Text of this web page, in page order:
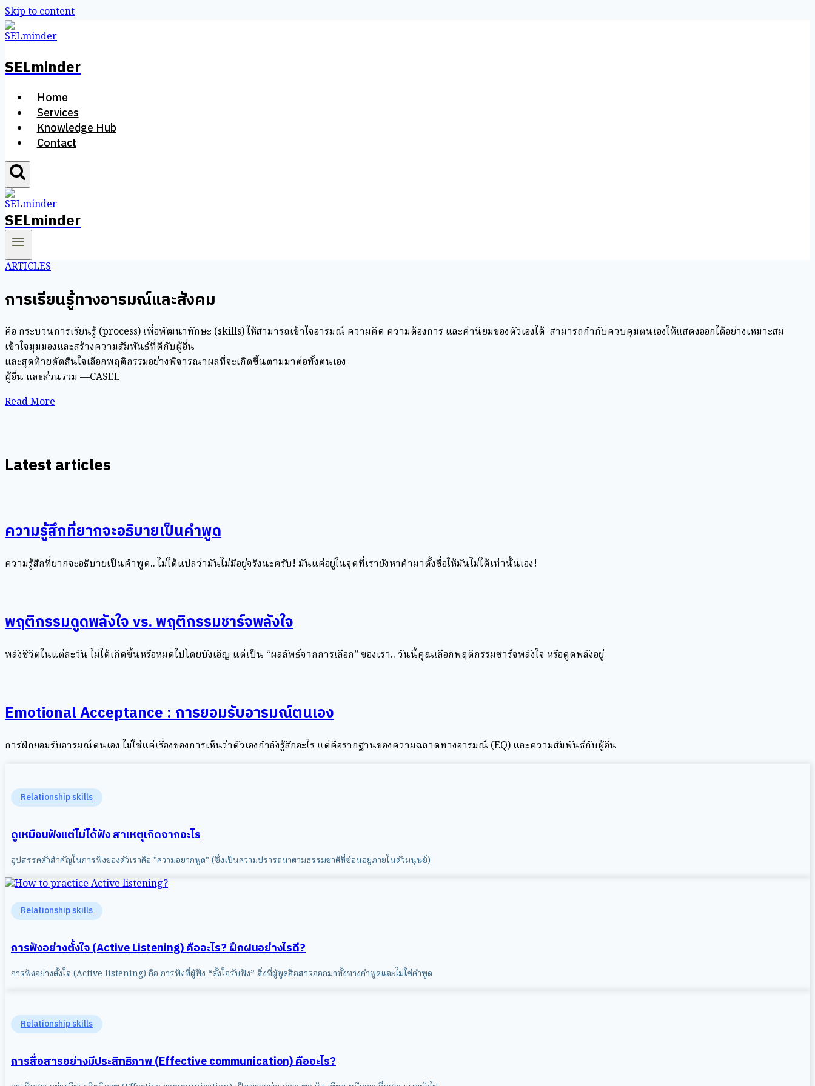
Skip to content
SELminder
Home
Services
Knowledge Hub
Contact
SELminder
ARTICLES
การเรียนรู้ทางอารมณ์และสังคม
คือ กระบวนการเรียนรู้ (process) เพื่อพัฒนาทักษะ (skills) ให้สามารถเข้าใจอารมณ์ ความคิด ความต้องการ และค่านิยมของตัวเองได้ สามารถกำกับควบคุมตนเองให้แสดงออกได้อย่างเหมาะสม
เข้าใจมุมมองและสร้างความสัมพันธ์ที่ดีกับผู้อื่น
และสุดท้ายตัดสินใจเลือกพฤติกรรมอย่างพิจารณาผลที่จะเกิดขึ้นตามมาต่อทั้งตนเอง
ผู้อื่น และส่วนรวม —CASEL
Read More
Latest articles
ความรู้สึกที่ยากจะอธิบายเป็นคำพูด
ความรู้สึกที่ยากจะอธิบายเป็นคำพูด.. ไม่ได้แปลว่ามันไม่มีอยู่จริงนะครับ! มันแค่อยู่ในจุดที่เรายังหาคำมาตั้งชื่อให้มันไม่ได้เท่านั้นเอง!
พฤติกรรมดูดพลังใจ vs. พฤติกรรมชาร์จพลังใจ
พลังชีวิตในแต่ละวัน ไม่ได้เกิดขึ้นหรือหมดไปโดยบังเอิญ แต่เป็น “ผลลัพธ์จากการเลือก” ของเรา.. วันนี้คุณเลือกพฤติกรรมชาร์จพลังใจ หรือดูดพลังอยู่
Emotional Acceptance : การยอมรับอารมณ์ตนเอง
การฝึกยอมรับอารมณ์ตนเอง ไม่ใช่แค่เรื่องของการเห็นว่าตัวเองกำลังรู้สึกอะไร แต่คือรากฐานของความฉลาดทางอารมณ์ (EQ) และความสัมพันธ์กับผู้อื่น
Relationship skills
ดูเหมือนฟังแต่ไม่ได้ฟัง สาเหตุเกิดจากอะไร
อุปสรรคตัวสำคัญในการฟังของตัวเราคือ "ความอยากพูด" (ซึ่งเป็นความปรารถนาตามธรรมชาติที่ซ่อนอยู่ภายในตัวมนุษย์)
Relationship skills
การฟังอย่างตั้งใจ (Active Listening) คืออะไร? ฝึกฝนอย่างไรดี?
การฟังอย่างตั้งใจ (Active listening) คือ การฟังที่ผู้ฟัง “ตั้งใจรับฟัง” สิ่งที่ผู้พูดสื่อสารออกมาทั้งทางคำพูดและไม่ใช่คำพูด
Relationship skills
การสื่อสารอย่างมีประสิทธิภาพ (Effective communication) คืออะไร?